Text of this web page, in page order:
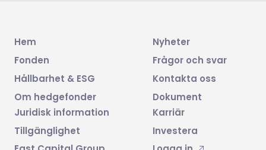
Hem
Fonden
Hållbarhet & ESG
Om hedgefonder
Nyheter
Frågor och svar
Kontakta oss
Dokument
Juridisk information
Tillgänglighet
Karriär
Investera